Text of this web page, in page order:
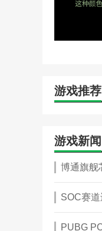
游戏推荐
游戏新闻